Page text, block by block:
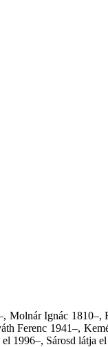
Ignác 1810–,
Ferenc 1941–,
1996–, Sárosd látja